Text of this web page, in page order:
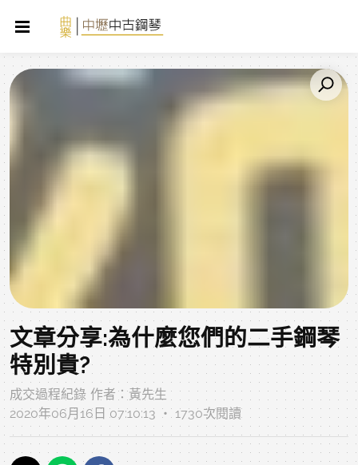
文章分享:為什麼您們的二手鋼琴
特別貴?
成交過程紀錄 作者：黃先生
2020年06月16日 07:10:13 ‧ 1730次閱讀